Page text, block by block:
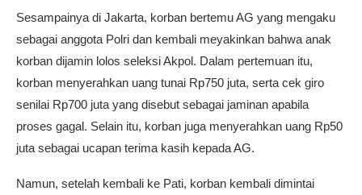
Sesampainya di Jakarta, korban bertemu AG yang mengaku
sebagai anggota Polri dan kembali meyakinkan bahwa anak
korban dijamin lolos seleksi Akpol. Dalam pertemuan itu,
korban menyerahkan uang tunai Rp750 juta, serta cek giro
senilai Rp700 juta yang disebut sebagai jaminan apabila
proses gagal. Selain itu, korban juga menyerahkan uang Rp50
juta sebagai ucapan terima kasih kepada AG.
Namun, setelah kembali ke Pati, korban kembali dimintai